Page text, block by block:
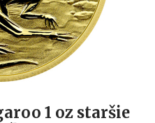
1 oz staršie